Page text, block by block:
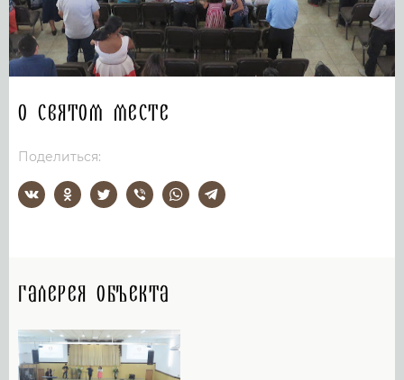
О святом месте
Поделиться:
Галерея объекта